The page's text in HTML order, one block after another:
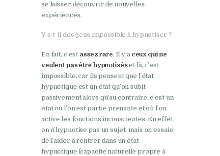
se laisser découvrir de nouvelles
expériences.
Y a-t-il des gens impossible à hypnotiser ?
En fait, c’est assezrare. Il y aceux qui ne
veulent pas être hypnotiséset là, c’est
impossible, car ils pensent que l’état
hypnotique est un état qu’on subit
passivement alors qu’au contraire, c’est un
état où l’on est partie prenante et où l’on
active les fonctions inconscientes. En effet,
on n’hypnotise pas un sujet, mais on essaie
de l’aider à rentrer dans un état
hypnotique (capacité naturelle propre à